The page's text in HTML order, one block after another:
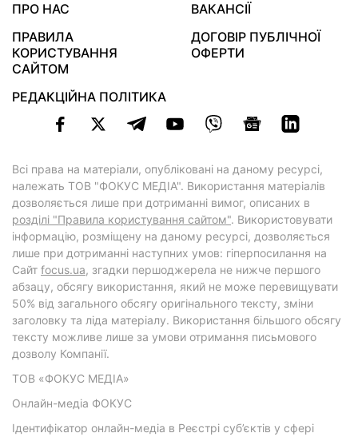
ПРО НАС
ВАКАНСІЇ
ПРАВИЛА
КОРИСТУВАННЯ
САЙТОМ
ДОГОВІР ПУБЛІЧНОЇ
ОФЕРТИ
РЕДАКЦІЙНА ПОЛІТИКА
Всі права на матеріали, опубліковані на даному ресурсі,
належать ТОВ "ФОКУС МЕДІА". Використання матеріалів
дозволяється лише при дотриманні вимог, описаних в
розділі "Правила користування сайтом". Використовувати
інформацію, розміщену на даному ресурсі, дозволяється
лише при дотриманні наступних умов: гіперпосилання на
Cайт focus.ua, згадки першоджерела не нижче першого
абзацу, обсягу використання, який не може перевищувати
50% від загального обсягу оригінального тексту, зміни
заголовку та ліда матеріалу. Використання більшого обсягу
тексту можливе лише за умови отримання письмового
дозволу Компанії.
ТОВ «ФОКУС МЕДІА»
Онлайн-медіа ФОКУС
Ідентифікатор онлайн-медіа в Реєстрі суб’єктів у сфері